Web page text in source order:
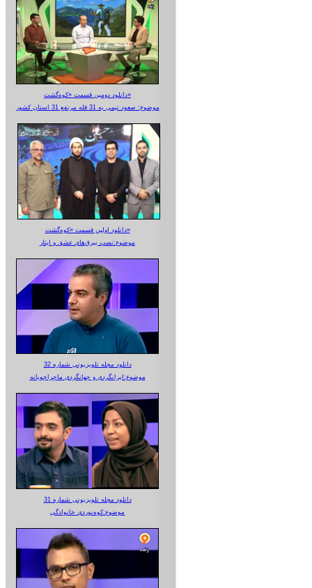
دانلود دومین قسمت «کوه‌گشت»
موضوع: صعود تیمی به 31 قله مرتفع 31 استان کشور
دانلود اولین قسمت «کوه‌گشت»
موضوع:نصب بیرق‌های عشق و ایثار
دانلود مجله تلویزیونی شماره 32
موضوع:ایرانگردی و جهانگردی ماجراجویانه
دانلود مجله تلویزیونی شماره 31
موضوع:کوه‌نوردی خانوادگی